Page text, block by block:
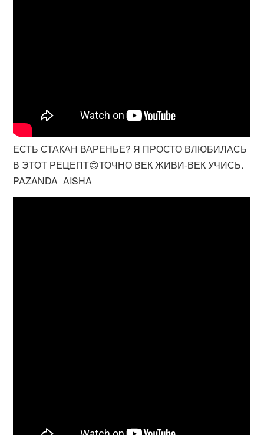
ЕСТЬ СТАКАН ВАРЕНЬЕ? Я ПРОСТО ВЛЮБИЛАСЬ
В ЭТОТ РЕЦЕПТ😍ТОЧНО ВЕК ЖИВИ-ВЕК УЧИСЬ.
PAZANDA_AISHA